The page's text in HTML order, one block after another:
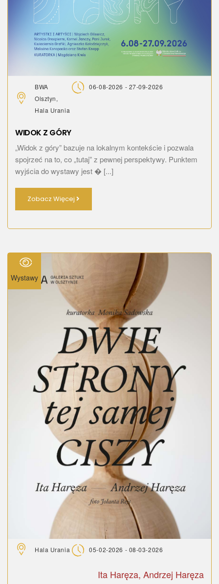
BWA
Olsztyn,
Hala Urania
06-08-2026 - 27-09-2026
WIDOK Z GÓRY
„Widok z góry” bazuje na lokalnym kontekście i pozwala
spojrzeć na to, co „tutaj” z pewnej perspektywy. Punktem
wyjścia do wystawy jest � [...]
Zobacz Więcej
Wystawy
Hala Urania 05-02-2026 - 08-03-2026
Ita Haręza, Andrzej Haręza